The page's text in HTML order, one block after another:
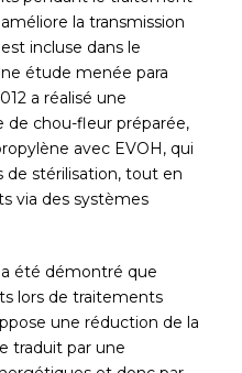
la transmission
incluse dans le
étude menée para
a réalisé une
de chou-fleur préparée,
avec EVOH, qui
de stérilisation, tout en
via des systèmes
été démontré que
lors de traitements
une réduction de la
traduit par une